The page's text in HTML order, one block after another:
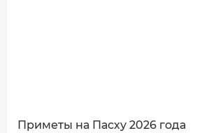
Приметы на Пасху 2026 года